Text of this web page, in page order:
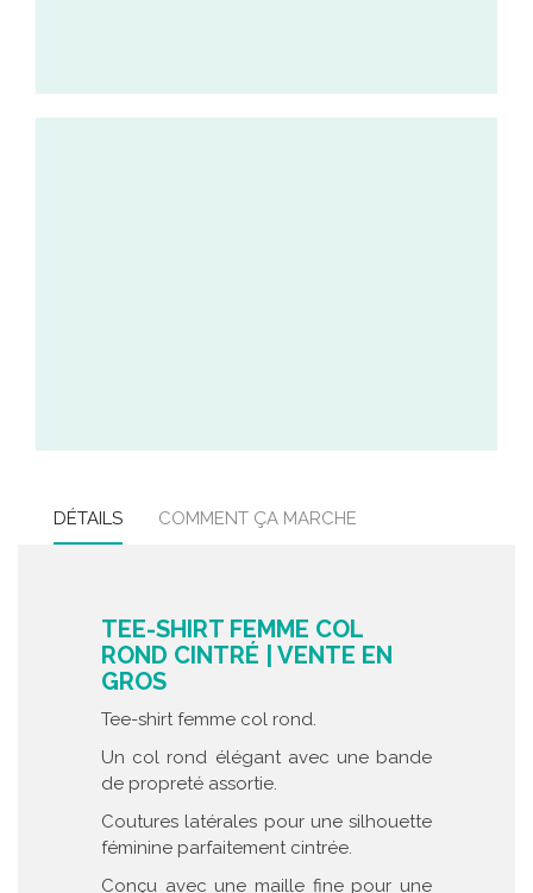
DÉTAILS COMMENT ÇA MARCHE
TEE-SHIRT FEMME COL
ROND CINTRÉ | VENTE EN
GROS
Tee-shirt femme col rond.
Un col rond élégant avec une bande
de propreté assortie.
Coutures latérales pour une silhouette
féminine parfaitement cintrée.
Conçu avec une maille fine pour une